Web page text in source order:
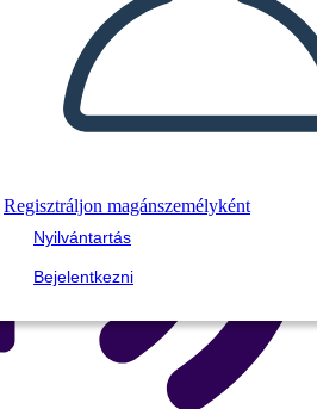
Regisztráljon magánszemélyként
Nyilvántartás
Bejelentkezni